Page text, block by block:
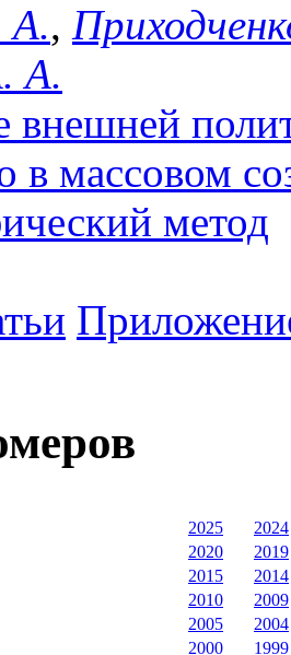
А.,
А.
внешней
в массовом
метод
2025
2024
2020
2019
2015
2014
2010
2009
2005
2004
2000
1999